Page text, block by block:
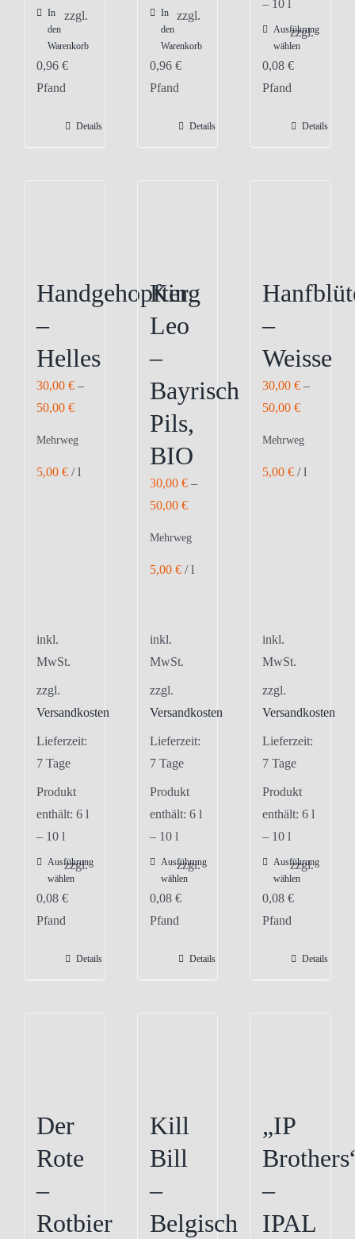
In
den
Warenkorb
zzgl.
0,96 €
Pfand
Details
In
den
Warenkorb
zzgl.
0,96 €
Pfand
Details
– 10
Ausführung
wählen
Dieses
Produkt
Varianten
gewählt
zzgl.
0,08€
Pfand
Details
Handgehopfter
–
Helles
30,00 € –
50,00 €
Mehrweg
5,00 € /l
inkl.
MwSt.
zzgl.
Versandkosten
Lieferzeit:
7 Tage
Produkt
enthält: 6 l
– 10 l
Ausführung
wählen
Dieses
Produkt
Varianten
gewählt
werden
zzgl.
0,08 €
Pfand
Details
King
Leo
–
Bayrisch
Pils,
BIO
30,00 €–
50,00 €
Mehrweg
5,00 €/l
inkl.
MwSt.
zzgl.
Versandkosten
Lieferzeit:
7 Tage
Produkt
enthält: 6 l
– 10 l
Ausführung
wählen
Dieses
Produkt
Varianten
gewählt
werden
zzgl.
0,08 €
Pfand
Details
–
Weisse
30,00€ –
50,00€
Mehrweg
5,00€ /l
inkl.
MwSt.
zzgl.
Versandkosten
Lieferzeit:
7 Tage
Produkt
enthält: 6l
– 10l
Ausführung
wählen
Dieses
Produkt
Varianten
gewählt
werden
zzgl.
0,08€
Pfand
Details
Der
Rote
–
Rotbier
Kill
Bill
–
Belgisch
„IP
–
IPAL